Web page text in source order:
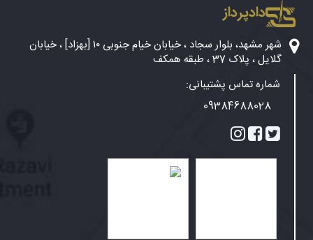
دادپرداز
شهر مشهد، بلوار سجاد ، خیابان خیام جنوبی ۱۰ [بهزاد] ، خیابان
گلایل ، پلاک 37 ، طبقه همکف
شماره تماس پشتیبانی:
09384688028